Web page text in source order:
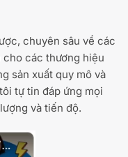
chuyên sâu về các
cho các thương hiệu
sản xuất quy mô và
tự tin đáp ứng mọi
và tiến độ.